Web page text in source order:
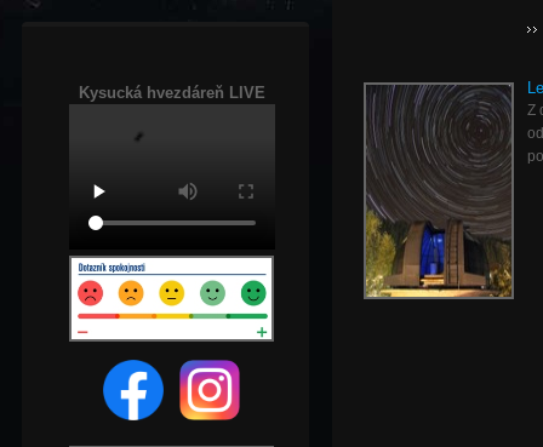
Kysucká hvezdáreň LIVE
Z